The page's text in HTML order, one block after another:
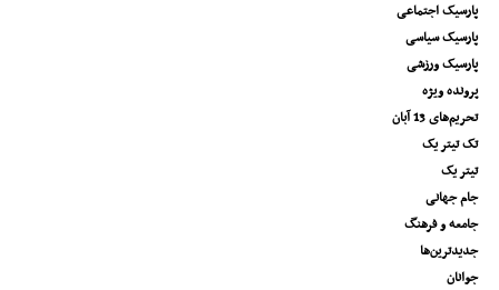
پارسیک اجتماعی
پارسیک سیاسی
پارسیک ورزشی
پرونده ویژه
تحریم‌های 13 آبان
تک تیتر یک
تیتر یک
جام جهانی
جامعه و فرهنگ
جدیدترین‌ها
جوانان